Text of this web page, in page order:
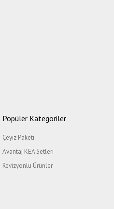
Popüler Kategoriler
Çeyiz Paketi
Avantaj KEA Setleri
Revizyonlu Ürünler